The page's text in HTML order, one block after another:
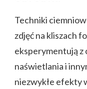
Techniki
zdjęć na kliszach
eksperymentują z
naświetlania i
niezwykłe efekty